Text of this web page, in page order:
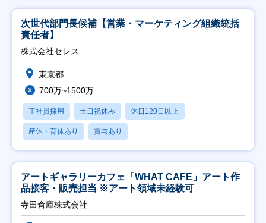
次世代部門長候補【営業・マーケティング組織統括
責任者】
株式会社セレス
東京都
700万~1500万
正社員採用 土日祝休み 休日120日以上
産休・育休あり 賞与あり
アートギャラリーカフェ「WHAT CAFE」アート作
品接客・販売担当 ※アート領域未経験可
寺田倉庫株式会社